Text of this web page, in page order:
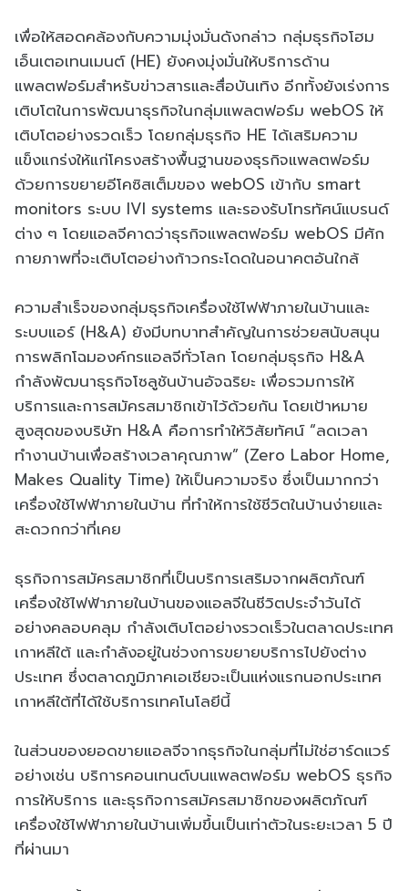
เพื่อให้สอดคล้องกับความมุ่งมั่นดังกล่าว กลุ่มธุรกิจโฮม
เอ็นเตอเทนเมนต์ (HE) ยังคงมุ่งมั่นให้บริการด้าน
แพลตฟอร์มสำหรับข่าวสารและสื่อบันเทิง อีกทั้งยังเร่งการ
เติบโตในการพัฒนาธุรกิจในกลุ่มแพลตฟอร์ม webOS ให้
เติบโตอย่างรวดเร็ว โดยกลุ่มธุรกิจ HE ได้เสริมความ
แข็งแกร่งให้แก่โครงสร้างพื้นฐานของธุรกิจแพลตฟอร์ม
ด้วยการขยายอีโคซิสเต็มของ webOS เข้ากับ smart
monitors ระบบ IVI systems และรองรับโทรทัศน์แบรนด์
ต่าง ๆ โดยแอลจีคาดว่าธุรกิจแพลตฟอร์ม webOS มีศัก
กายภาพที่จะเติบโตอย่างก้าวกระโดดในอนาคตอันใกล้
ความสำเร็จของกลุ่มธุรกิจเครื่องใช้ไฟฟ้าภายในบ้านและ
ระบบแอร์ (H&A) ยังมีบทบาทสำคัญในการช่วยสนับสนุน
การพลิกโฉมองค์กรแอลจีทั่วโลก โดยกลุ่มธุรกิจ H&A
กำลังพัฒนาธุรกิจโซลูชันบ้านอัจฉริยะ เพื่อรวมการให้
บริการและการสมัครสมาชิกเข้าไว้ด้วยกัน โดยเป้าหมาย
สูงสุดของบริษัท H&A คือการทำให้วิสัยทัศน์ “ลดเวลา
ทำงานบ้านเพื่อสร้างเวลาคุณภาพ” (Zero Labor Home,
Makes Quality Time) ให้เป็นความจริง ซึ่งเป็นมากกว่า
เครื่องใช้ไฟฟ้าภายในบ้าน ที่ทำให้การใช้ชีวิตในบ้านง่ายและ
สะดวกกว่าที่เคย
ธุรกิจการสมัครสมาชิกที่เป็นบริการเสริมจากผลิตภัณฑ์
เครื่องใช้ไฟฟ้าภายในบ้านของแอลจีในชีวิตประจำวันได้
อย่างคลอบคลุม กำลังเติบโตอย่างรวดเร็วในตลาดประเทศ
เกาหลีใต้ และกำลังอยู่ในช่วงการขยายบริการไปยังต่าง
ประเทศ ซึ่งตลาดภูมิภาคเอเชียจะเป็นแห่งแรกนอกประเทศ
เกาหลีใต้ที่ได้ใช้บริการเทคโนโลยีนี้
ในส่วนของยอดขายแอลจีจากธุรกิจในกลุ่มที่ไม่ใช่ฮาร์ดแวร์
อย่างเช่น บริการคอนเทนต์บนแพลตฟอร์ม webOS ธุรกิจ
การให้บริการ และธุรกิจการสมัครสมาชิกของผลิตภัณฑ์
เครื่องใช้ไฟฟ้าภายในบ้านเพิ่มขึ้นเป็นเท่าตัวในระยะเวลา 5 ปี
ที่ผ่านมา